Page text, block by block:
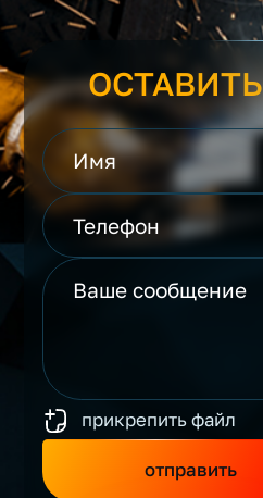
прикрепить файл
отправить